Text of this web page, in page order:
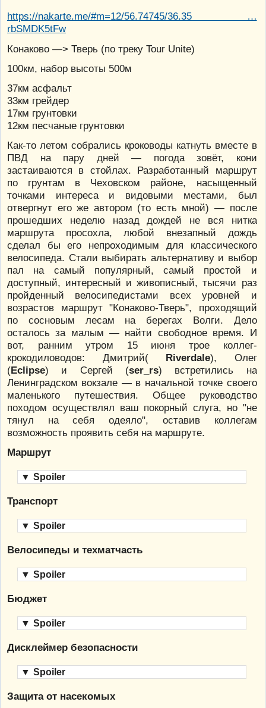
https://nakarte.me/#m=12/56.74745/36.35 …
rbSMDK5tFw
Конаково —> Тверь (по треку Tour Unite)
100км, набор высоты 500м
37км асфальт
33км грейдер
17км грунтовки
12км песчаные грунтовки
Как-то летом собрались кроководы катнуть вместе в
ПВД на пару дней — погода зовёт, кони
застаиваются в стойлах. Разработанный маршрут
по грунтам в Чеховском районе, насыщенный
точками интереса и видовыми местами, был
отвергнут его же автором (то есть мной) — после
прошедших неделю назад дождей не вся нитка
маршрута просохла, любой внезапный дождь
сделал бы его непроходимым для классического
велосипеда. Стали выбирать альтернативу и выбор
пал на самый популярный, самый простой и
доступный, интересный и живописный, тысячи раз
пройденный велосипедистами всех уровней и
возрастов маршрут "Конаково-Тверь", проходящий
по сосновым лесам на берегах Волги. Дело
осталось за малым — найти свободное время. И
вот, ранним утром 15 июня трое коллег-
крокодиловодов: Дмитрий( Riverdale), Олег
(Eclipse) и Сергей (ser_rs) встретились на
Ленинградском вокзале — в начальной точке своего
маленького путешествия. Общее руководство
походом осуществлял ваш покорный слуга, но "не
тянул на себя одеяло", оставив коллегам
возможность проявить себя на маршруте.
Маршрут
▼ Spoiler
Транспорт
▼ Spoiler
Велосипеды и техматчасть
▼ Spoiler
Бюджет
▼ Spoiler
Дисклеймер безопасности
▼ Spoiler
Защита от насекомых